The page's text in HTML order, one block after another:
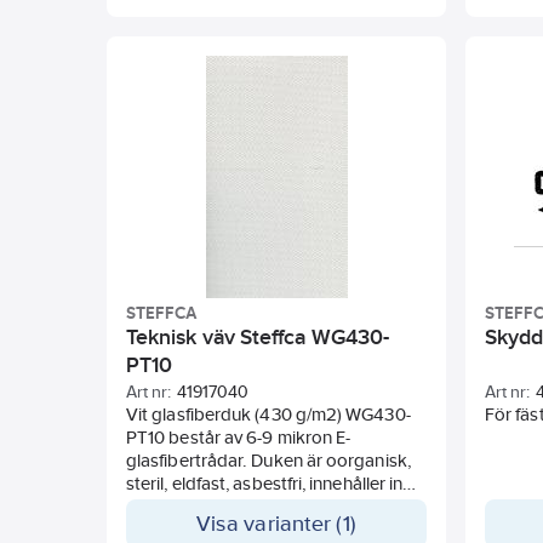
gör den tätt.
Duken används för isoleringskuddar,
där den täta silikonen förhindrar att
vatten, olja etc. tränger in i
STEFFCA
Teknisk väv Steffca WG430-
PT10
Art nr: 41917040
Vit glasfiberduk (430 g/m2) WG430-
PT10 består av 6-9 mikron E-
glasfibertrådar. Duken är oorganisk,
steril, eldfast, asbestfri, innehåller inga
inte hudirritation. Tyg WG430-PT10
Visa varianter (1)
Art nr:
För